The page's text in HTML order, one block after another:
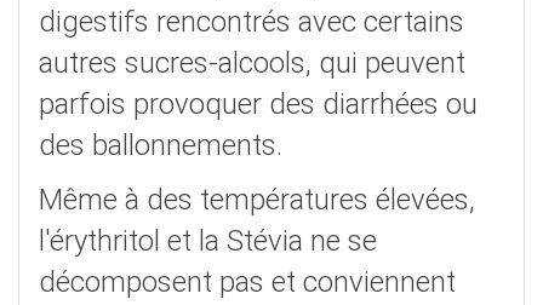
digestifs rencontrés avec certains
autres sucres-alcools, qui peuvent
parfois provoquer des diarrhées ou
des ballonnements.
Même à des températures élevées,
l'érythritol et la Stévia ne se
décomposent pas et conviennent